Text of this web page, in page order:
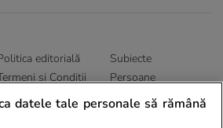
editorială
și Conditii
Abonamente
Subiecte
Persoane
Sitemap
datele tale personale să rămână